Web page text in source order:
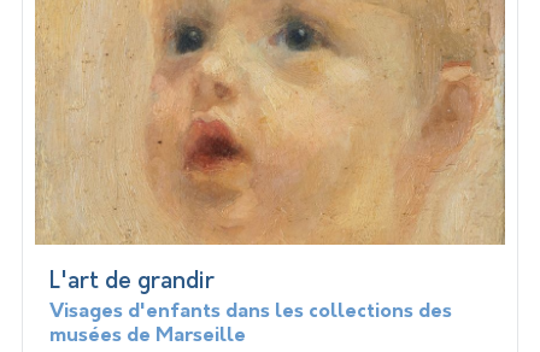
L'art de grandir
Visages d'enfants dans les collections des
musées de Marseille